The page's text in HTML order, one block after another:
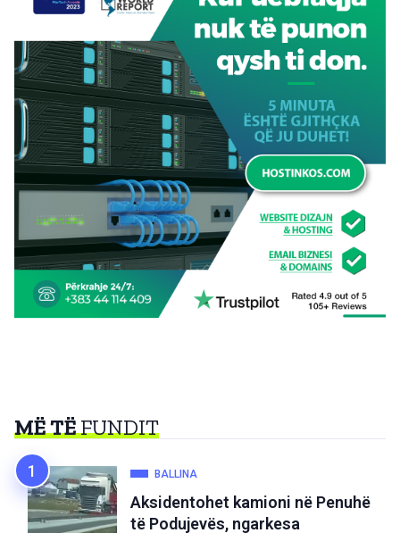
MË TËFUNDIT
BALLINA
Aksidentohet kamioni në Penuhë
të Podujevës, ngarkesa